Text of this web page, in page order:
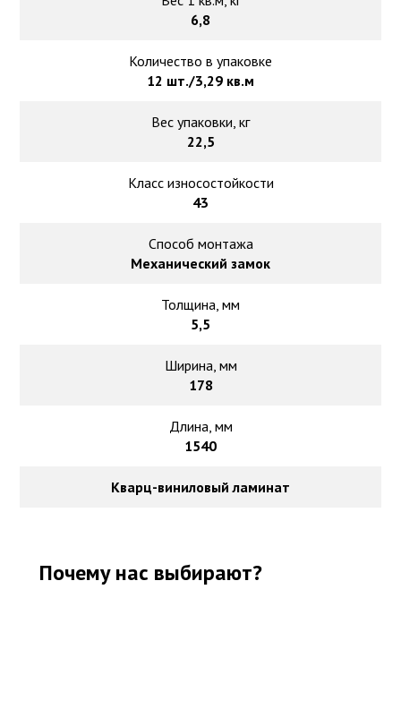
6,8
Количество в упаковке
12 шт./3,29 кв.м
Вес упаковки, кг
22,5
Класс износостойкости
43
Способ монтажа
Механический замок
Толщина, мм
5,5
Ширина, мм
178
Длина, мм
1540
Кварц-виниловый ламинат
Почему нас выбирают?